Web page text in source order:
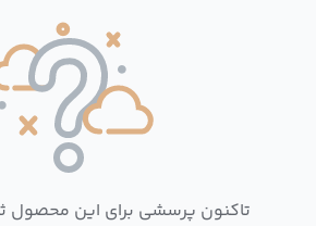
تاکنون پرسشی برای این